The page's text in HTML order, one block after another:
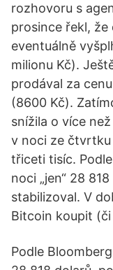
rozhovoru s
prosince řekl, že
eventuálně
milionu Kč).
prodával za
(8600 Kč).
snížila o více
v noci ze čtvrtku
třiceti tisíc.
noci „jen“ 28
stabilizoval. V
Bitcoin koupit
Podle